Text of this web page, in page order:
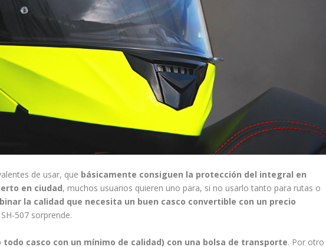
de usar, que básicamente consiguen la protección del integral en
en ciudad, muchos usuarios quieren uno para, si no usarlo tanto para rutas o
la calidad que necesita un buen casco convertible con un precio
SH-507 sorprende.
todo casco con un mínimo de calidad) con una bolsa de transporte. Por otro